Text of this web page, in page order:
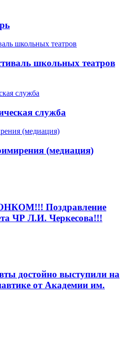
школьных театров
служба
(медиация)
Поздравление
ЧР Л.И. Черкесова!!!
достойно выступили на
от Академии им.